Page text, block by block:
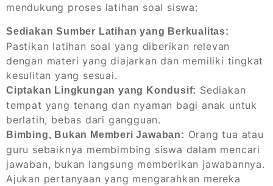
mendukung proses latihan soal siswa:
Sediakan Sumber Latihan yang Berkualitas:
Pastikan latihan soal yang diberikan relevan
dengan materi yang diajarkan dan memiliki tingkat
kesulitan yang sesuai.
Ciptakan Lingkungan yang Kondusif: Sediakan
tempat yang tenang dan nyaman bagi anak untuk
berlatih, bebas dari gangguan.
Bimbing, Bukan Memberi Jawaban: Orang tua atau
guru sebaiknya membimbing siswa dalam mencari
jawaban, bukan langsung memberikan jawabannya.
Ajukan pertanyaan yang mengarahkan mereka